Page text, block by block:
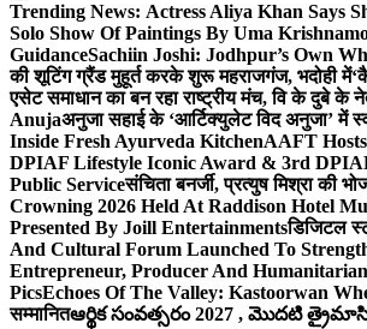
Trending News: Actress Aliya Khan Says
Solo Show Of Paintings By Uma
GuidanceSachiin Joshi: Jodhpur’s Own
की शूटिंग ग्रैंड मुहूर्त करके शुरू महराजगंज, भदोही में
एसेट समाधान का बन रहा राष्ट्रीय मंच, वि के दुबे के
Anujaअनुजा सहाई के ‘आर्टिक्युलेट विद अनुजा’ में
Inside Fresh Ayurveda KitchenAAFT
DPIAF Lifestyle Iconic Award & 3rd
Public Serviceसंचिता बनर्जी, प्रत्युष मिश्रा की
Crowning 2026 Held At Raddison Hotel
Presented By Joill Entertainmentsडिजिटल
And Cultural Forum Launched To
Entrepreneur, Producer And Humanitarian
PicsEchoes Of The Valley: Kastoorwan
सम्मानितఆర్థిక సంవత్సరం 2027 , మొదటి